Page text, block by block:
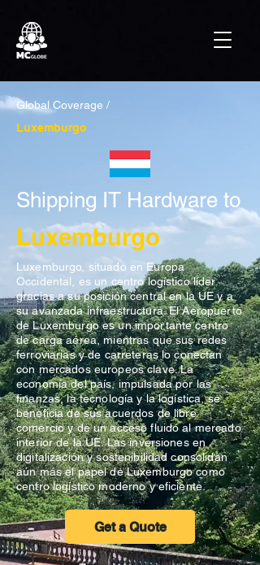
Global Coverage /
Luxemburgo
Shipping IT Hardware to
Luxemburgo
Luxemburgo, situado en Europa
Occidental, es un centro logístico líder
gracias a su posición central en la UE y a
su avanzada infraestructura. El Aeropuerto
de Luxemburgo es un importante centro
de carga aérea, mientras que sus redes
ferroviarias y de carreteras lo conectan
con mercados europeos clave. La
economía del país, impulsada por las
finanzas, la tecnología y la logística, se
beneficia de sus acuerdos de libre
comercio y de un acceso fluido al mercado
interior de la UE. Las inversiones en
digitalización y sostenibilidad consolidan
aún más el papel de Luxemburgo como
centro logístico moderno y eficiente.
Get a Quote